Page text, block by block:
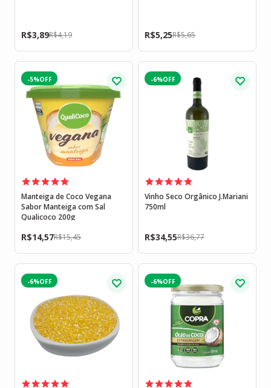
R$4,19
R$3,89 R$5,65
R$5,25
-5%
Manteiga de Coco Vegana
Sabor Manteiga com Sal
Qualicoco 200g
R$15,45
R$14,57
-6%
Vinho Seco Orgânico J.Mariani
750ml
R$36,77
R$34,55
-6% -6%